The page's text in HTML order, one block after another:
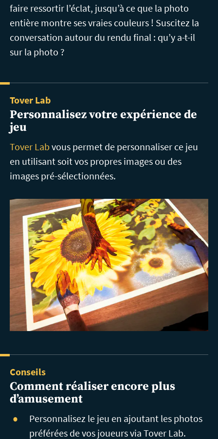
faire ressortir l’éclat, jusqu’à ce que la photo
entière montre ses vraies couleurs ! Suscitez la
conversation autour du rendu final : qu’y a-t-il
sur la photo ?
Tover Lab
Personnalisez votre expérience de
jeu
Tover Lab vous permet de personnaliser ce jeu
en utilisant soit vos propres images ou des
images pré-sélectionnées.
Conseils
Comment réaliser encore plus
d’amusement
Personnalisez le jeu en ajoutant les photos
préférées de vos joueurs via Tover Lab.